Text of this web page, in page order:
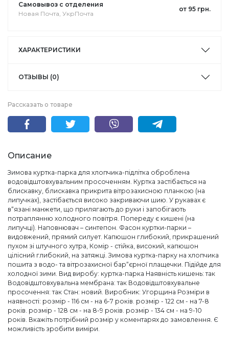
Самовывоз с отделения
Новая Почта, УкрПочта
от 95 грн.
ХАРАКТЕРИСТИКИ
ОТЗЫВЫ (0)
Рассказать о товаре
Описание
Зимова куртка-парка для хлопчика-підлітка оброблена
водовідштовхувальним просоченням. Куртка застібається на
блискавку, блискавка прикрита вітрозахисною планкою (на
липучках), застібається високо закриваючи шию. У рукавах є
в“язані манжети, що прилягають до руки і запобігають
потраплянню холодного повітря. Попереду є кишені (на
липучці). Наповнювач – синтепон. Фасон куртки-парки –
видовжений, прямий силует. Капюшон глибокий, прикрашений
пухом зі штучного хутра, Комір - стійка, високий, капюшон
цілісний глибокий, на затяжці. Зимова куртка-парку на хлопчика
пошита з водо- та вітрозахисної бар“єрної плащечки. Підійде для
холодної зими. Вид виробу: куртка-парка Наявність кишень: так
Водовідштовхувальна мембрана: так Водовідштовхувальне
просочення: так Стан: новий. Виробник: Угорщина Розміри в
наявності: розмір - 116 см - на 6-7 років. розмір - 122 см - на 7-8
років. розмір - 128 см - на 8-9 років. розмір - 134 см - на 9-10
років. Вкажіть потрібний розмір у коментарях до замовлення. Є
можливість зробити виміри.